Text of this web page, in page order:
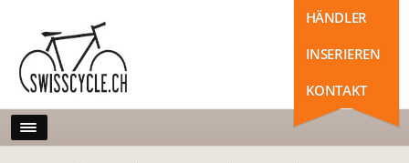
HÄNDLER
INSERIEREN
KONTAKT